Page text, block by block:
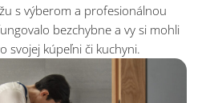
s výberom a profesionálnou
bezchybne a vy si mohli
svojej kúpeľni či kuchyni.